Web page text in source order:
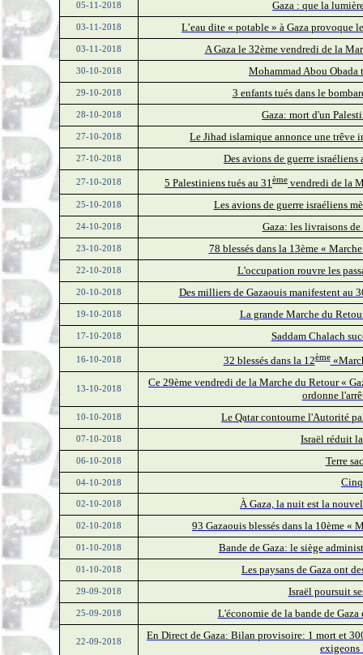
05-11-2018 Gaza : que la
03-11-2018 L’eau dite « potable » à Gaza provoque
03-11-2018 A Gaza le 32ème vendredi de la
30-10-2018 Mohammad Abou Obada
29-10-2018 3 enfants tués dans le
28-10-2018 Gaza: mort d'un
27-10-2018 Le Jihad islamique annonce une trêve
27-10-2018 Des avions de guerre
27-10-2018 5 Palestiniens tués au 31ème vendredi de la
25-10-2018 Les avions de guerre israéliens
24-10-2018 Gaza: les livraisons
23-10-2018 78 blessés dans la 13ème «
22-10-2018 L'occupation rouvre les
20-10-2018 Des milliers de Gazaouis manifestent au
19-10-2018 La grande Marche du
17-10-2018 Saddam Chalach
16-10-2018 32 blessés dans la 12ème
13-10-2018
Ce 29ème vendredi de la Marche du Retour «
ordonne
10-10-2018 Le Qatar contourne l'Autorité
07-10-2018 Israël réduit
06-10-2018 Terre
04-10-2018
02-10-2018 À Gaza, la nuit est la
02-10-2018 93 Gazaouis blessés dans la 10ème
01-10-2018 Bande de Gaza: le siège
01-10-2018 Les paysans de Gaza ont
29-09-2018 Israël poursuit
25-09-2018 L'économie de la bande de
22-09-2018
En Direct de Gaza: Bilan provisoire: 1 mort et
exigeons